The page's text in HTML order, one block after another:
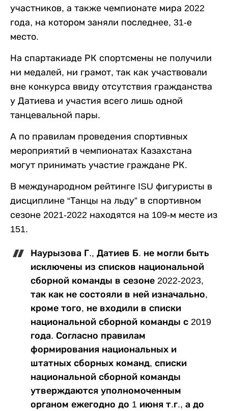
участников, а также чемпионате мира 2022
года, на котором заняли последнее, 31-е
место.
На спартакиаде РК спортсмены не получили
ни медалей, ни грамот, так как участвовали
вне конкурса ввиду отсутствия гражданства
у Датиева и участия всего лишь одной
танцевальной пары.
А по правилам проведения спортивных
мероприятий в чемпионатах Казахстана
могут принимать участие граждане РК.
В международном рейтинге ISU фигуристы в
дисциплине “Танцы на льду” в спортивном
сезоне 2021-2022 находятся на 109-м месте из
151.
Наурызова Г., Датиев Б. не могли быть
исключены из списков национальной
сборной команды в сезоне 2022-2023,
так как не состояли в ней изначально,
кроме того, не входили в списки
национальной сборной команды с 2019
года. Согласно правилам
формирования национальных и
штатных сборных команд, списки
национальной сборной команды
утверждаются уполномоченным
органом ежегодно до 1 июня т.г., а до